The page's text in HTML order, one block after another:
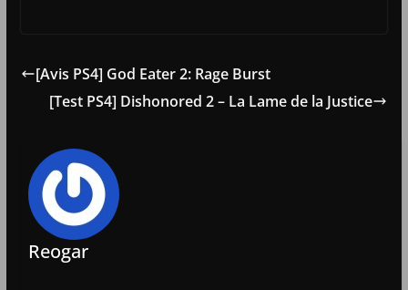
[Avis PS4] God Eater 2: Rage Burst
[Test PS4] Dishonored 2 – La Lame de la Justice
Reogar